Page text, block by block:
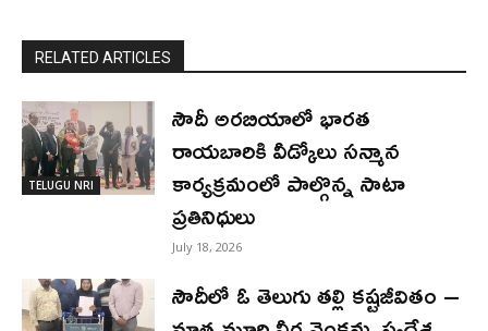
RELATED ARTICLES
TELUGU NRI
సౌదీ అరబియాలో భారత
రాయబారికి వీడ్కోలు సన్మాన
కార్యక్రమంలో పాల్గొన్న సాటా
ప్రతినిధులు
July 18, 2026
సౌదీలో ఓ తెలుగు తల్లి కష్టజీవితం –